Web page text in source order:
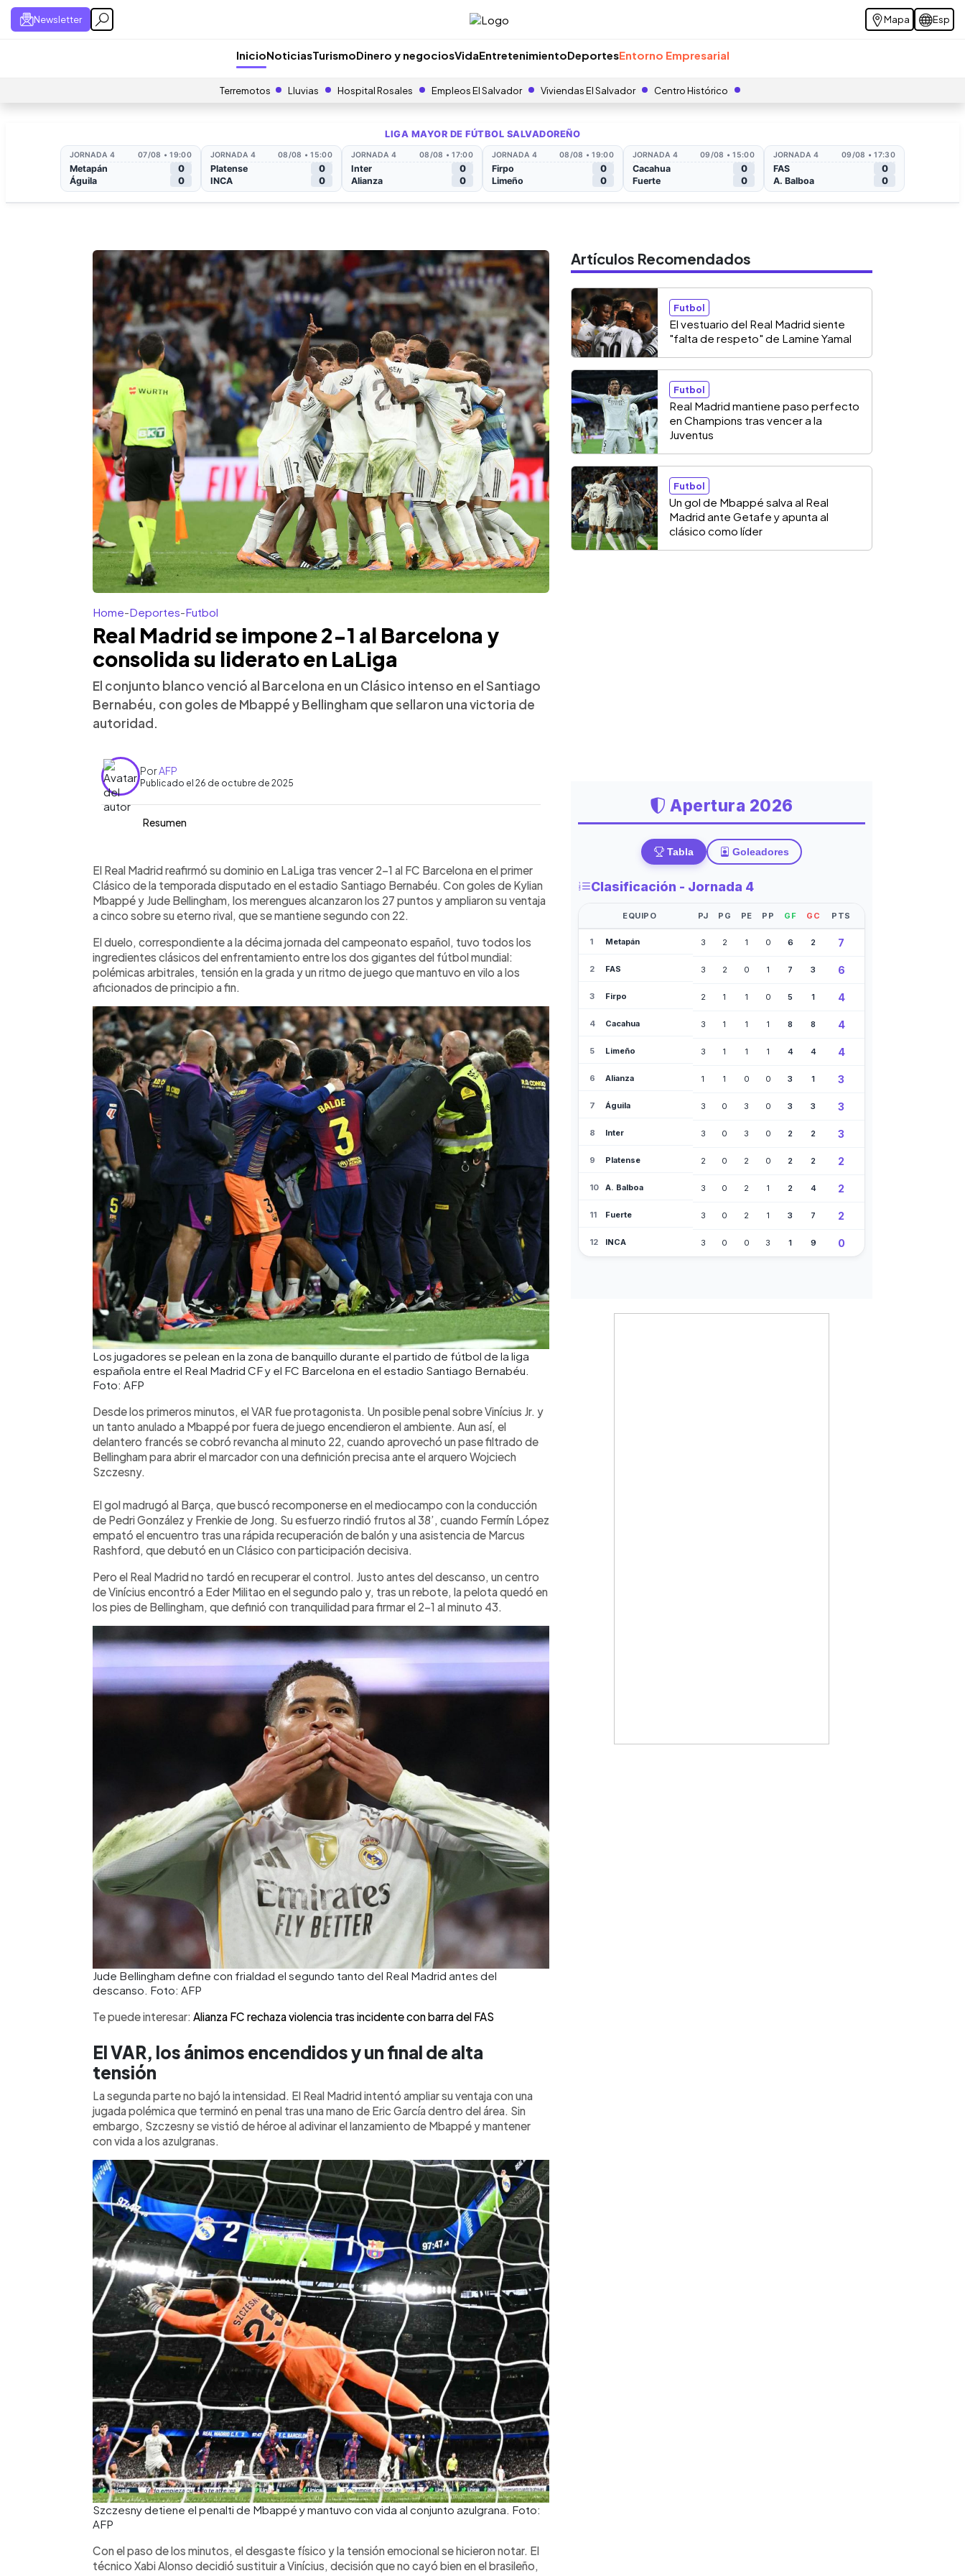
Newsletter Mapa Esp
InicioNoticiasTurismoDinero y negociosVidaEntretenimientoDeportesEntorno Empresarial
Terremotos Lluvias Hospital Rosales Empleos El Salvador Viviendas El Salvador Centro Histórico
Home-Deportes-Futbol
Real Madrid se impone 2-1 al Barcelona y
consolida su liderato en LaLiga
El conjunto blanco venció al Barcelona en un Clásico intenso en el Santiago
Bernabéu, con goles de Mbappé y Bellingham que sellaron una victoria de
autoridad.
PorAFP
Publicado el 26 de octubre de 2025
Resumen
► Escuchar artículo
El Real Madrid venció 2-1 al FC Barcelona en un Clásico vibrante disputado
en el Santiago Bernabéu, consolidando su liderato en LaLiga con 27 puntos.
Kylian Mbappé abrió el marcador al minuto 22, Fermín López empató al 38 y
Jude Bellingham sentenció antes del descanso. El VAR protagonizó varias
constante, con un enfado visible de Vinícius al ser sustituido y una tangana al
final del encuentro. Con esta victoria, el equipo de Xabi Alonso reafirma su
dominio y envía un mensaje claro en la lucha por el título.
El Real Madrid reafirmó su dominio en LaLiga tras vencer 2-1 al FC Barcelona en el primer
Clásico de la temporada disputado en el estadio Santiago Bernabéu. Con goles de Kylian
Mbappé y Jude Bellingham, los merengues alcanzaron los 27 puntos y ampliaron su ventaja
a cinco sobre su eterno rival, que se mantiene segundo con 22.
El duelo, correspondiente a la décima jornada del campeonato español, tuvo todos los
ingredientes clásicos del enfrentamiento entre los dos gigantes del fútbol mundial:
polémicas arbitrales, tensión en la grada y un ritmo de juego que mantuvo en vilo a los
aficionados de principio a fin.
Los jugadores se pelean en la zona de banquillo durante el partido de fútbol de la liga
española entre el Real Madrid CF y el FC Barcelona en el estadio Santiago Bernabéu.
Foto: AFP
Desde los primeros minutos, el VAR fue protagonista. Un posible penal sobre Vinícius Jr. y
un tanto anulado a Mbappé por fuera de juego encendieron el ambiente. Aun así, el
delantero francés se cobró revancha al minuto 22, cuando aprovechó un pase filtrado de
Bellingham para abrir el marcador con una definición precisa ante el arquero Wojciech
Szczesny.
El gol madrugó al Barça, que buscó recomponerse en el mediocampo con la conducción
de Pedri González y Frenkie de Jong. Su esfuerzo rindió frutos al 38’, cuando Fermín López
empató el encuentro tras una rápida recuperación de balón y una asistencia de Marcus
Rashford, que debutó en un Clásico con participación decisiva.
Pero el Real Madrid no tardó en recuperar el control. Justo antes del descanso, un centro
de Vinícius encontró a Eder Militao en el segundo palo y, tras un rebote, la pelota quedó en
los pies de Bellingham, que definió con tranquilidad para firmar el 2-1 al minuto 43.
Jude Bellingham define con frialdad el segundo tanto del Real Madrid antes del
descanso. Foto: AFP
Te puede interesar: Alianza FC rechaza violencia tras incidente con barra del FAS
El VAR, los ánimos encendidos y un final de alta
tensión
La segunda parte no bajó la intensidad. El Real Madrid intentó ampliar su ventaja con una
jugada polémica que terminó en penal tras una mano de Eric García dentro del área. Sin
embargo, Szczesny se vistió de héroe al adivinar el lanzamiento de Mbappé y mantener
con vida a los azulgranas.
Szczesny detiene el penalti de Mbappé y mantuvo con vida al conjunto azulgrana. Foto:
AFP
Con el paso de los minutos, el desgaste físico y la tensión emocional se hicieron notar. El
técnico Xabi Alonso decidió sustituir a Vinícius, decisión que no cayó bien en el brasileño,
Artículos Recomendados
Futbol
El vestuario del Real Madrid siente
"falta de respeto" de Lamine Yamal
Futbol
Real Madrid mantiene paso perfecto
en Champions tras vencer a la
Juventus
Futbol
Un gol de Mbappé salva al Real
Madrid ante Getafe y apunta al
clásico como líder